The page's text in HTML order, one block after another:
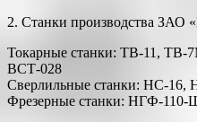
2. Станки производства ЗАО
Токарные станки: ТВ-11,
ВСТ-028
Сверлильные станки: НС-
Фрезерные станки: НГФ-